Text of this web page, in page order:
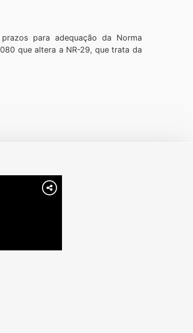
para adequação da Norma
que altera a NR-29, que trata da